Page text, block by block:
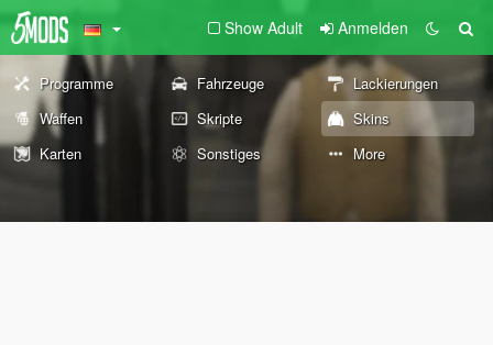
Show Adult Anmelden
Programme Fahrzeuge
Lackierungen
Waffen
Skripte
Skins
Karten
Sonstiges More